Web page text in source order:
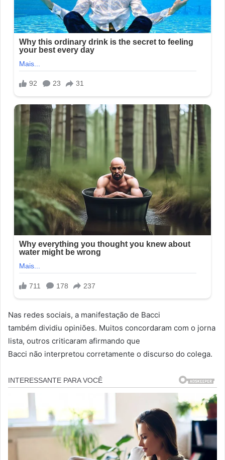
Nas redes sociais, a manifestação de Bacci
também dividiu opiniões. Muitos concordaram com o jorna
lista, outros criticaram afirmando que
Bacci não interpretou corretamente o discurso do colega.